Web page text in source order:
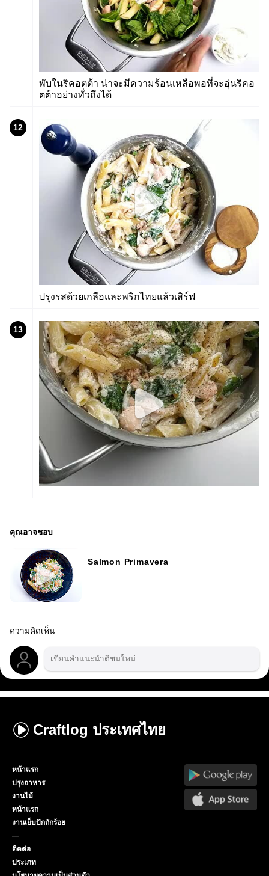
พับในริคอตต้า น่าจะมีความร้อนเหลือพอที่จะอุ่นริคอ
ตต้าอย่างทั่วถึงได้
12
ปรุงรสด้วยเกลือและพริกไทยแล้วเสิร์ฟ
13
คุณอาจชอบ
Salmon Primavera
ความคิดเห็น
Craftlog ประเทศไทย
หน้าแรก
ปรุงอาหาร
งานไม้
หน้าแรก
งานเย็บปักถักร้อย
—
ติดต่อ
ประเภท